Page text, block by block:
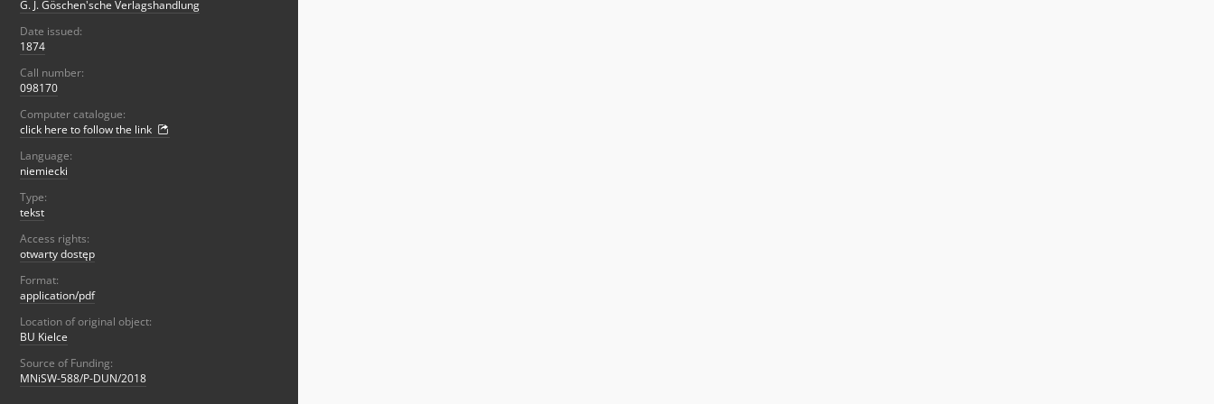
G. J. Göschen'sche Verlagshandlung
Date issued:
1874
Call number:
098170
Computer catalogue:
click here to follow the link
Language:
niemiecki
Type:
tekst
Access rights:
otwarty dostęp
Format:
application/pdf
Location of original object:
BU Kielce
Source of Funding:
MNiSW-588/P-DUN/2018